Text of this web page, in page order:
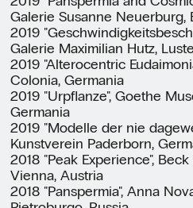
Galerie Susanne Neuerburg,
2019
Galerie Maximilian Hutz,
2019 "Alterocentric
Colonia, Germania
2019 "Urpflanze", Goethe
Germania
2019 "Modelle der nie
Kunstverein Paderborn,
2018 "Peak Experience",
Vienna, Austria
2018 "Panspermia", Anna